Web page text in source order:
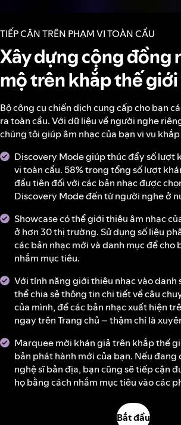
TIẾP CẬN TRÊN PHẠM VI TOÀN CẦU
Xây dựng cộng đồng
mộ trên khắp thế giới
Bộ công cụ chiến dịch cung cấp cho bạn
ra toàn cầu. Với dữ liệu về người nghe
chúng tôi giúp âm nhạc của bạn vi vu
Discovery Mode giúp thúc đẩy số lượt
vi toàn cầu. 58% trong tổng số lượt
đầu tiên đối với các bản nhạc được
Discovery Mode đến từ người nghe ở
Showcase có thể giới thiệu âm nhạc
ở hơn 30 thị trường. Sử dụng số liệu
các bản nhạc mới và danh mục để cho
nhắm mục tiêu.
Với tính năng giới thiệu nhạc vào danh
thể chia sẻ thông tin chi tiết về câu
của mình, để các bản nhạc xuất hiện
ngay trên Trang chủ – thậm chí là
Marquee mời khán giả trên khắp thế
bản phát hành mới của bạn. Nếu
nghệ sĩ bản địa, bạn cũng sẽ tiếp cận
họ bằng cách nhắm mục tiêu vào các
Bắt đầu